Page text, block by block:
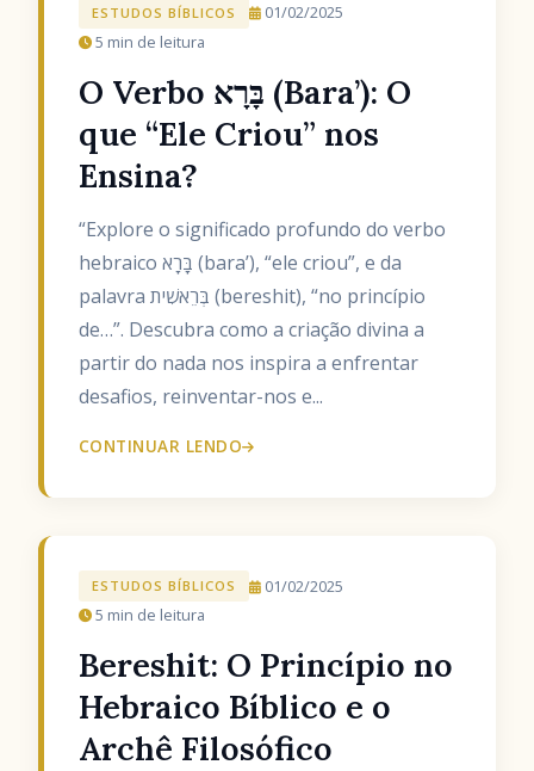
ESTUDOS BÍBLICOS
01/02/2025
5 min de leitura
O Verbo בָּרָא (Bara’): O
que “Ele Criou” nos
Ensina?
“Explore o significado profundo do verbo
hebraico בָּרָא (bara’), “ele criou”, e da
palavra בְּרֵאשִׁית (bereshit), “no princípio
de…”. Descubra como a criação divina a
partir do nada nos inspira a enfrentar
desafios, reinventar-nos e...
CONTINUAR LENDO
ESTUDOS BÍBLICOS
01/02/2025
5 min de leitura
Bereshit: O Princípio no
Hebraico Bíblico e o
Archê Filosófico